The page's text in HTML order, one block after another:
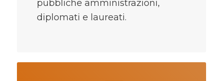
pubbliche amministrazioni,
diplomati e laureati.